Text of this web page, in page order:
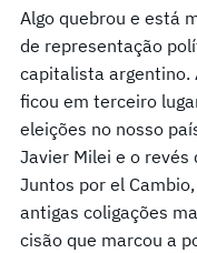
Algo quebrou e está
de representação
capitalista argentino.
ficou em terceiro
eleições no nosso
Javier Milei e o
Juntos por el
antigas coligações
cisão que marcou a